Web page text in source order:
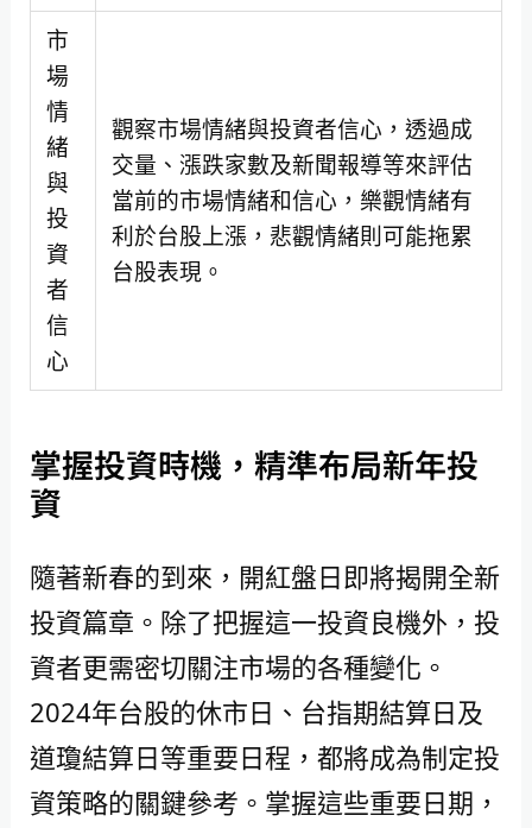
市
場
情
緒
與
投
資
者
信
心
觀察市場情緒與投資者信心，透過成
交量、漲跌家數及新聞報導等來評估
當前的市場情緒和信心，樂觀情緒有
利於台股上漲，悲觀情緒則可能拖累
台股表現。
掌握投資時機，精準布局新年投
資
隨著新春的到來，開紅盤日即將揭開全新
投資篇章。除了把握這一投資良機外，投
資者更需密切關注市場的各種變化。
2024年台股的休市日、台指期結算日及
道瓊結算日等重要日程，都將成為制定投
資策略的關鍵參考。掌握這些重要日期，